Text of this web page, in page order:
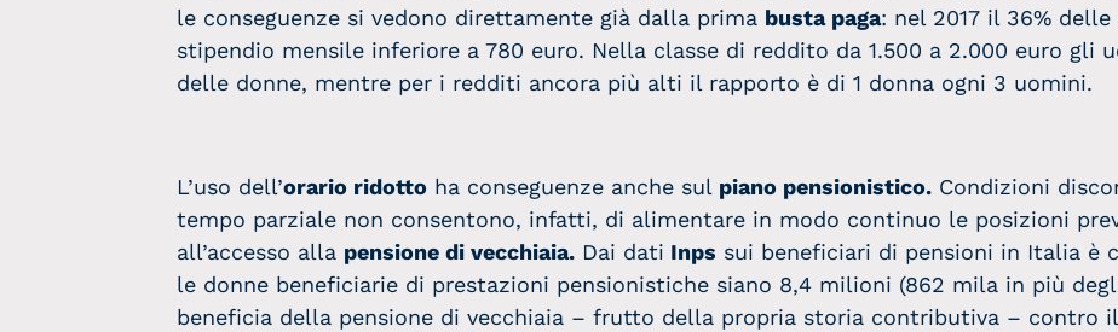
le conseguenze si vedono direttamente già dalla prima busta paga: nel 2017 il 36%
stipendio mensile inferiore a 780 euro. Nella classe di reddito da 1.500 a 2.000 euro gli
delle donne, mentre per i redditi ancora più alti il rapporto è di 1 donna ogni 3 uomini.
L’uso dell’orario ridotto ha conseguenze anche sul piano pensionistico. Condizioni
tempo parziale non consentono, infatti, di alimentare in modo continuo le posizioni
all’accesso alla pensione di vecchiaia. Dai dati Inps sui beneficiari di pensioni in Italia è
le donne beneficiarie di prestazioni pensionistiche siano 8,4 milioni (862 mila in più
beneficia della pensione di vecchiaia – frutto della propria storia contributiva – contro